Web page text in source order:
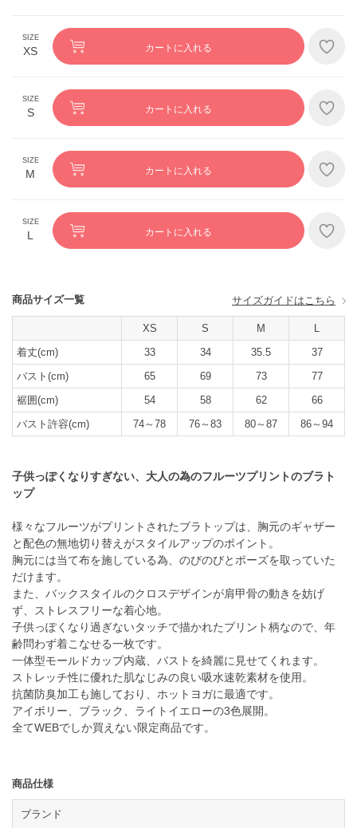
XS カートに入れる
S カートに入れる
M カートに入れる
L カートに入れる
商品サイズ一覧 サイズガイドはこちら
XS S M
着丈(cm)
33 34 35.5
37
バスト(cm)
65 69 73
77
裾囲(cm)
54 58 62
66
バスト許容(cm)
74～78 76～83 80～87 86～94
子供っぽくなりすぎない、大人の為のフルーツプリントのブラト
ップ
様々なフルーツがプリントされたブラトップは、胸元のギャザー
と配色の無地切り替えがスタイルアップのポイント。
胸元には当て布を施している為、のびのびとポーズを取っていた
だけます。
また、バックスタイルのクロスデザインが肩甲骨の動きを妨げ
ず、ストレスフリーな着心地。
子供っぽくなり過ぎないタッチで描かれたプリント柄なので、年
齢問わず着こなせる一枚です。
一体型モールドカップ内蔵、バストを綺麗に見せてくれます。
ストレッチ性に優れた肌なじみの良い吸水速乾素材を使用。
抗菌防臭加工も施しており、ホットヨガに最適です。
アイボリー、ブラック、ライトイエローの3色展開。
全てWEBでしか買えない限定商品です。
商品仕様
ブランド